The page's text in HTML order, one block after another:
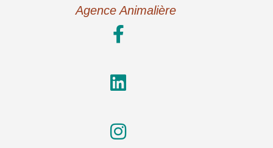
Agence Animalière